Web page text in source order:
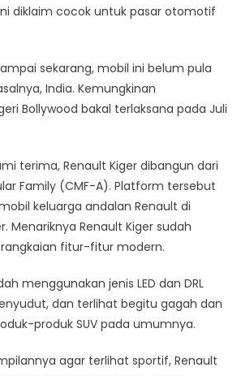
diklaim cocok untuk pasar otomotif
sekarang, mobil ini belum pula
India. Kemungkinan
Bollywood bakal terlaksana pada Juli
terima, Renault Kiger dibangun dari
Family (CMF-A). Platform tersebut
keluarga andalan Renault di
Menariknya Renault Kiger sudah
fitur-fitur modern.
menggunakan jenis LED dan DRL
dan terlihat begitu gagah dan
produk SUV pada umumnya.
agar terlihat sportif, Renault